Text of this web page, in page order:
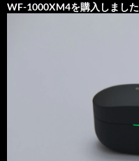
WF-1000XM4を購入しました